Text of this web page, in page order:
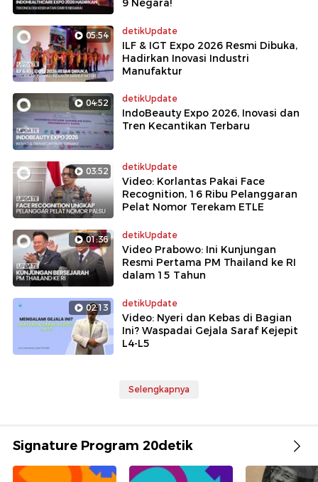
9 Negara!
05:54 detikUpdate
ILF & IGT Expo 2026 Resmi Dibuka,
Hadirkan Inovasi Industri
Manufaktur
04:52 detikUpdate
IndoBeauty Expo 2026, Inovasi dan
Tren Kecantikan Terbaru
03:52 detikUpdate
Video: Korlantas Pakai Face
Recognition, 16 Ribu Pelanggaran
Pelat Nomor Terekam ETLE
01:36 detikUpdate
Video Prabowo: Ini Kunjungan
Resmi Pertama PM Thailand ke RI
dalam 15 Tahun
02:13 detikUpdate
Video: Nyeri dan Kebas di Bagian
Ini? Waspadai Gejala Saraf Kejepit
L4-L5
Selengkapnya
Signature Program 20detik